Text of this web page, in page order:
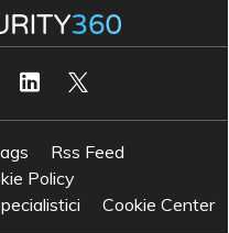
Rss Feed
Policy
Cookie Center